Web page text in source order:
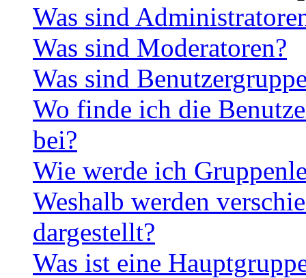
Was sind
Was sind Moderatoren?
Was sind
Wo finde ich die
bei?
Wie werde ich
Weshalb werden
dargestellt?
Was ist eine